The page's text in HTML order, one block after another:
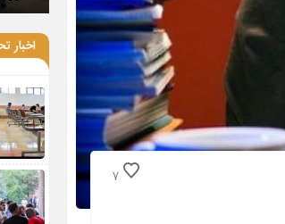
7
اخبار